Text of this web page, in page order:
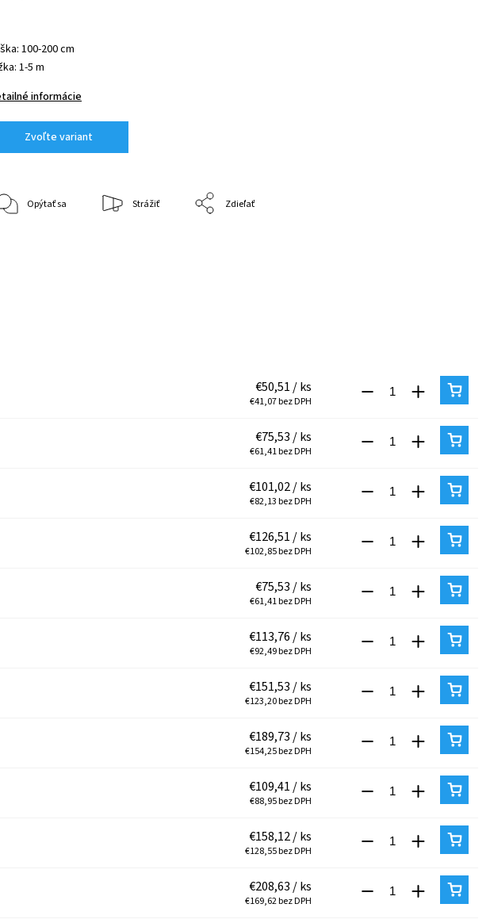
100-200 cm
1-5 m
informácie
Zvoľte variant
Opýtať sa Strážiť Zdieľať
€50,51 / ks
€41,07 bez DPH
€75,53 / ks
€61,41 bez DPH
€101,02/ ks
€82,13 bez DPH
€126,51 / ks
€102,85 bez DPH
€75,53 / ks
€61,41 bez DPH
€113,76 / ks
€92,49 bez DPH
€151,53 / ks
€123,20 bez DPH
€189,73 / ks
€154,25 bez DPH
€109,41 / ks
€88,95 bez DPH
€158,12/ ks
€128,55 bez DPH
€208,63 / ks
€169,62 bez DPH